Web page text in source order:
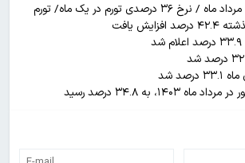
جدیدترین آمار تورم مرداد ماه / نرخ ۳۶ درصدی تورم در یک ماه/ تورم
یافت
شد
به ۳۴.۸ درصد رسید